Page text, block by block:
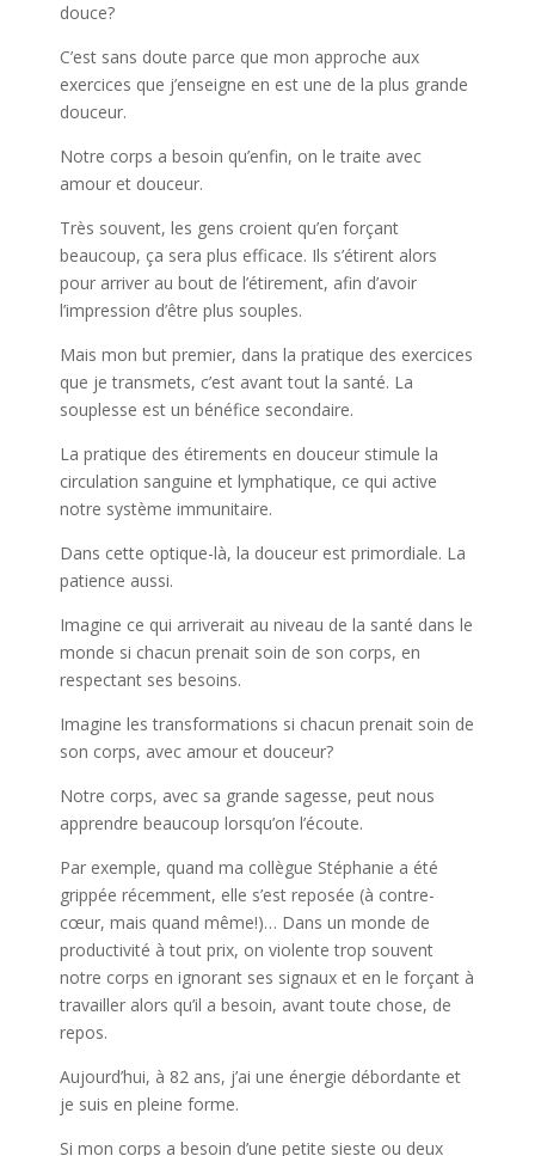
douce?
C’est sans doute parce que mon approche aux
exercices que j’enseigne en est une de la plus grande
douceur.
Notre corps a besoin qu’enfin, on le traite avec
amour et douceur.
Très souvent, les gens croient qu’en forçant
beaucoup, ça sera plus efficace. Ils s’étirent alors
pour arriver au bout de l’étirement, afin d’avoir
l’impression d’être plus souples.
Mais mon but premier, dans la pratique des exercices
que je transmets, c’est avant tout la santé. La
souplesse est un bénéfice secondaire.
La pratique des étirements en douceur stimule la
circulation sanguine et lymphatique, ce qui active
notre système immunitaire.
Dans cette optique-là, la douceur est primordiale. La
patience aussi.
Imagine ce qui arriverait au niveau de la santé dans le
monde si chacun prenait soin de son corps, en
respectant ses besoins.
Imagine les transformations si chacun prenait soin de
son corps, avec amour et douceur?
Notre corps, avec sa grande sagesse, peut nous
apprendre beaucoup lorsqu’on l’écoute.
Par exemple, quand ma collègue Stéphanie a été
grippée récemment, elle s’est reposée (à contre-
cœur, mais quand même!)… Dans un monde de
productivité à tout prix, on violente trop souvent
notre corps en ignorant ses signaux et en le forçant à
travailler alors qu’il a besoin, avant toute chose, de
repos.
Aujourd’hui, à 82 ans, j’ai une énergie débordante et
je suis en pleine forme.
Si mon corps a besoin d’une petite sieste ou deux